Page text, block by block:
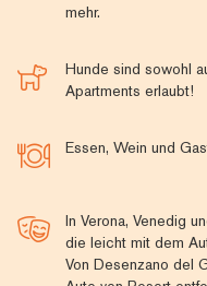
mehr.
Hunde sind sowohl
Apartments erlaubt!
Essen, Wein und
In Verona, Venedig
die leicht mit dem
Von Desenzano del